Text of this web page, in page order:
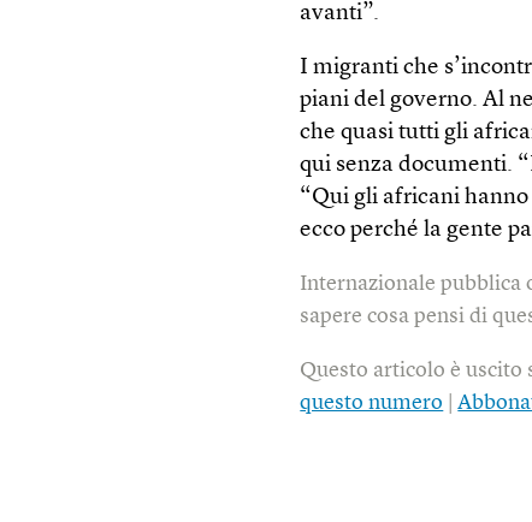
avanti”.
I migranti che
piani del governo. Al
che quasi tutti gli
qui senza documenti.
“Qui gli africani
ecco perché la gente
Internazionale pubblica
sapere cosa pensi di
Questo articolo è uscito
questo numero |